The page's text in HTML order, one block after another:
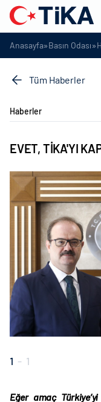
Anasayfa»Basın Odası»
Tüm Haberler
Haberler
EVET, TİKA'YI
1 - 1
Eğer amaç